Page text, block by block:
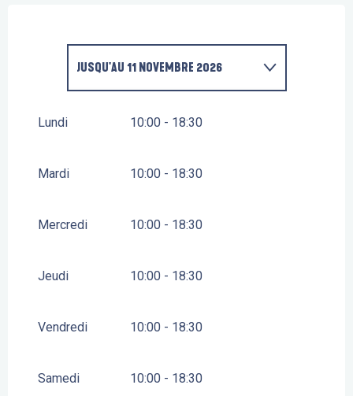
JUSQU'AU 11 NOVEMBRE 2026
Lundi 10:00 - 18:30
Mardi 10:00 - 18:30
Mercredi 10:00 - 18:30
Jeudi 10:00 - 18:30
Vendredi 10:00 - 18:30
Samedi 10:00 - 18:30